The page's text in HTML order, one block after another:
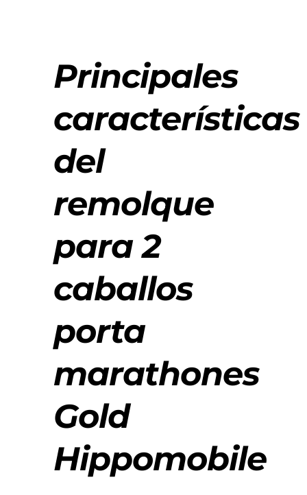
Principales
características
del
remolque
para 2
caballos
porta
marathones
Gold
Hippomobile